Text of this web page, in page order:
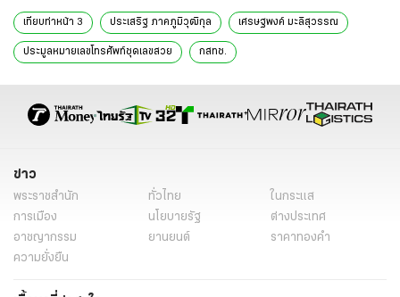
เทียบท่าหน้า 3 ประเสริฐ ภาคภูมิวุฒิกุล เศรษฐพงค์ มะลิสุวรรณ
ประมูลหมายเลขโทรศัพท์ชุดเลขสวย กสทช.
ข่าว
พระราชสำนัก ทั่วไทย
ในกระแส
การเมือง
นโยบายรัฐ
ต่างประเทศ
อาชญากรรม
ยานยนต์
ราคาทองคำ
ความยั่งยืน